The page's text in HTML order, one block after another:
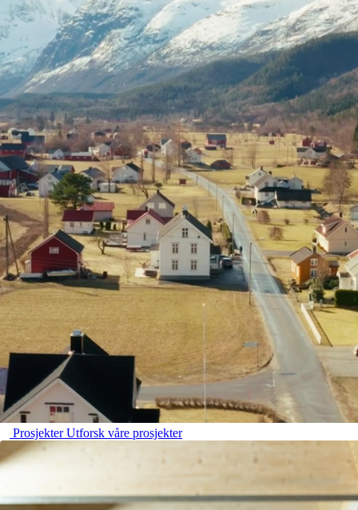
ProsjekterUtforsk våre prosjekter